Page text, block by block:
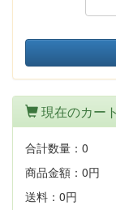
現在のカー
合計数量： 0
商品金額： 0円
送料： 0円